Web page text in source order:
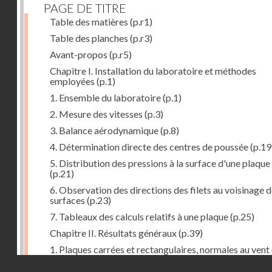
PAGE DE TITRE
Table des matières (p.r1)
Table des planches (p.r3)
Avant-propos (p.r5)
Chapitre I. Installation du laboratoire et méthodes
employées (p.1)
1. Ensemble du laboratoire(p.1)
2. Mesure des vitesses (p.3)
3. Balance aérodynamique(p.8)
4. Détermination directe des centres de poussée
5. Distribution des pressions à la surface d'une plaque
(p.21)
6. Observation des directions des filets au voisinage
surfaces (p.23)
7. Tableaux des calculs relatifs à une plaque(p.25)
Chapitre II. Résultats généraux(p.39)
1. Plaques carrées et rectangulaires, normales au vent